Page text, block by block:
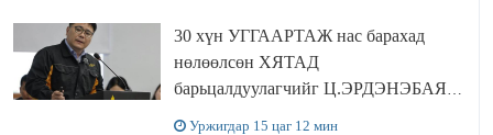
30 хүн УГГААРТАЖ нас барахад
нөлөөлсөн ХЯТАД
барьцалдуулагчийг Ц.ЭРДЭНЭБАЯР
Уржигдар 15 цаг 12 мин